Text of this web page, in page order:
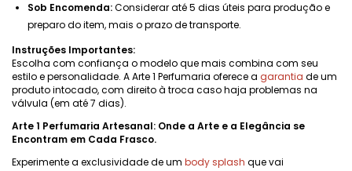
Sob Encomenda:Considerar até 5 dias úteis para produção e
preparo do item, mais o prazo de transporte.
Instruções Importantes:
Escolha com confiança o modelo que mais combina com seu
estilo e personalidade. A Arte 1 Perfumaria oferece a garantia de um
produto intocado, com direito à troca caso haja problemas na
válvula (em até 7 dias).
Arte 1 Perfumaria Artesanal: Onde a Arte e a Elegância se
Encontram em Cada Frasco.
Experimente a exclusividade de um body splash que vai